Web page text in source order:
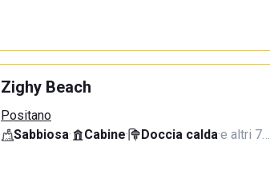
Zighy Beach
Positano
Sabbiosa· Cabine· Doccia calda·e altri 7…